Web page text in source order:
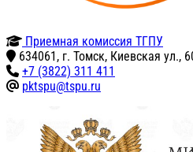
Приемная комиссия ТГПУ
634061, г. Томск, Киевская ул.,
+7 (3822) 311 411
pktspu@tspu.ru